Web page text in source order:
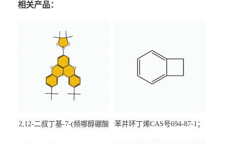
相关产品：
2,12-二叔丁基-7-(频哪醇硼酸
苯并环丁烯CAS号694-87-1；